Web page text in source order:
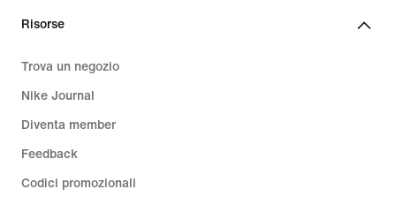
Risorse
Trova un negozio
Nike Journal
Diventa member
Feedback
Codici promozionali